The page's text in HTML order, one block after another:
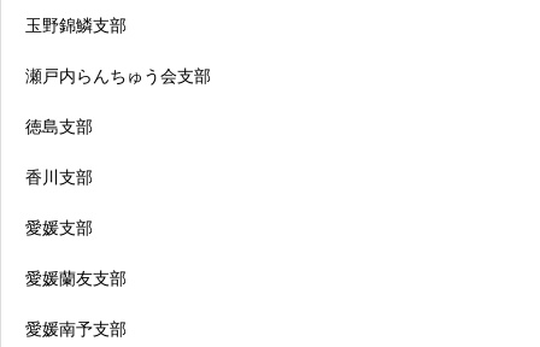
玉野錦鱗支部
瀬戸内らんちゅう会支部
徳島支部
香川支部
愛媛支部
愛媛蘭友支部
愛媛南予支部